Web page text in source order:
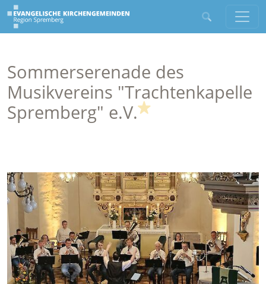
Sommerserenade des
Musikvereins "Trachtenkapelle
Spremberg" e.V.
(Highlight)